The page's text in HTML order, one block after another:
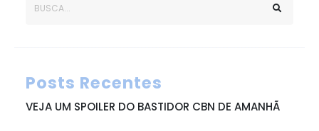
Posts Recentes
VEJA UM SPOILER DO BASTIDOR CBN DE AMANHÃ